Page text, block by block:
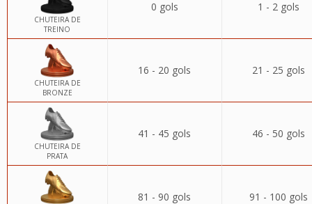
CHUTEIRA DE
TREINO
0 gols 1 - 2 gols
CHUTEIRA DE
BRONZE
16 - 20 gols 21 - 25 gols
CHUTEIRA DE
PRATA
41 - 45 gols 46 - 50 gols
81 - 90 gols 91 - 100 gols